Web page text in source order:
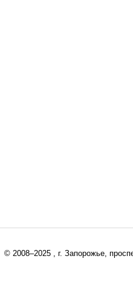
© 2008–2025 , г. Запорожье,